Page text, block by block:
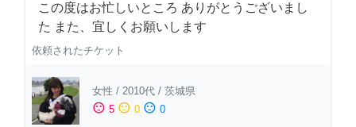
この度はお忙しいところ ありがとうございまし
た また、宜しくお願いします
依頼されたチケット
女性 / 2010代 / 茨城県
sentiment_satisfied 5 sentiment_neutral 0 sentiment_dissatisfied 0